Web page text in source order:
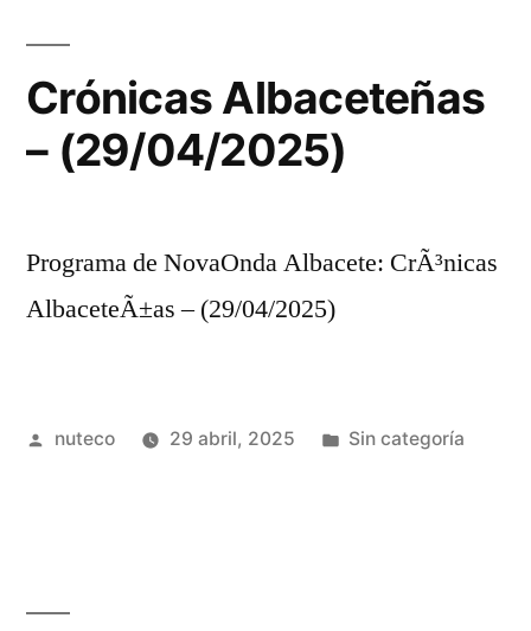
Crónicas Albaceteñas
– (29/04/2025)
Programa de NovaOnda Albacete: CrÃ³nicas
AlbaceteÃ±as – (29/04/2025)
Publicada
nuteco 29 abril, 2025
Publicada
Sin categoría